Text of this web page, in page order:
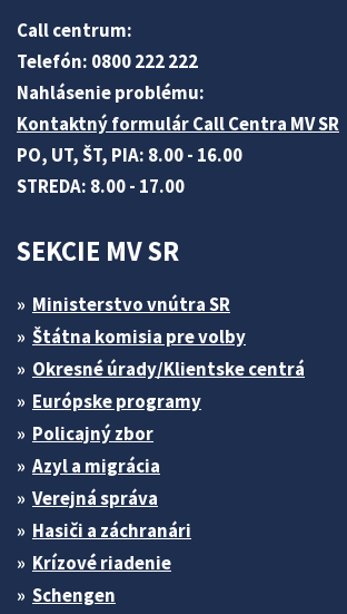
Call centrum:
Telefón: 0800 222 222
Nahlásenie problému:
Kontaktný formulár Call Centra MV SR
PO, UT, ŠT, PIA: 8.00 - 16.00
STREDA: 8.00 - 17.00
SEKCIE MV SR
Ministerstvo vnútra SR
Štátna komisia pre volby
Okresné úrady/Klientske centrá
Európske programy
Policajný zbor
Azyl a migrácia
Verejná správa
Hasiči a záchranári
Krízové riadenie
Schengen